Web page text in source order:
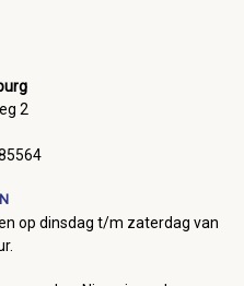
2
op dinsdag t/m zaterdag van